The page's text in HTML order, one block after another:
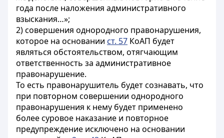
года после наложения административного
взыскания…»;
2)совершения однородного правонарушения,
которое на основании ст. 57 КоАП будет
являться обстоятельством, отягчающим
ответственность за административное
правонарушение.
То есть правонарушитель будет сознавать, что
при повторном совершении однородного
правонарушения к нему будет применено
более суровое наказание и повторное
предупреждение исключено на основании